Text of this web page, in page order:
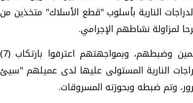
النارية بأسلوب "قطع الأسلاك" متخذين من
لمزاولة نشاطهم الإجرامي.
وعقب تقنين الإجراءات تم استهداف المتهمين وضبطهم، وبمواجهتهم اعترفوا بارتكاب (7)
النارية المستولى عليها لدى عميلهم "سيئ
وتم ضبطه وبحوزته المسروقات.